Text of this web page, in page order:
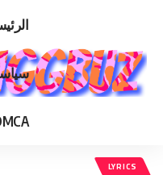
LYRICS